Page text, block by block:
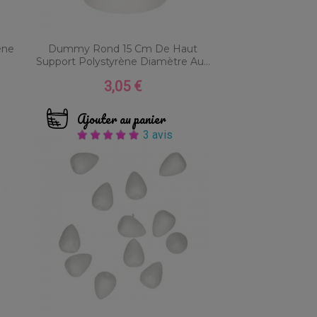
Dummy Rond 15 Cm De Haut
Support Polystyrène Diamètre Au...
Prix
3,05 €
Ajouter au panier
3 avis